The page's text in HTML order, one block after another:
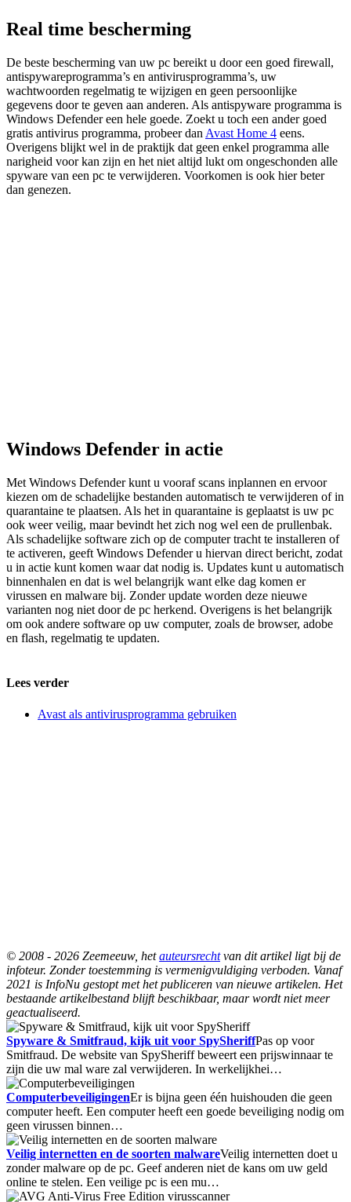
Real time bescherming
De beste bescherming van uw pc bereikt u door een goed firewall,
antispywareprogramma’s en antivirusprogramma’s, uw
wachtwoorden regelmatig te wijzigen en geen persoonlijke
gegevens door te geven aan anderen. Als antispyware programma is
Windows Defender een hele goede. Zoekt u toch een ander goed
gratis antivirus programma, probeer dan Avast Home 4 eens.
Overigens blijkt wel in de praktijk dat geen enkel programma alle
narigheid voor kan zijn en het niet altijd lukt om ongeschonden alle
spyware van een pc te verwijderen. Voorkomen is ook hier beter
dan genezen.
Windows Defender in actie
Met Windows Defender kunt u vooraf scans inplannen en ervoor
kiezen om de schadelijke bestanden automatisch te verwijderen of in
quarantaine te plaatsen. Als het in quarantaine is geplaatst is uw pc
ook weer veilig, maar bevindt het zich nog wel een de prullenbak.
Als schadelijke software zich op de computer tracht te installeren of
te activeren, geeft Windows Defender u hiervan direct bericht, zodat
u in actie kunt komen waar dat nodig is. Updates kunt u automatisch
binnenhalen en dat is wel belangrijk want elke dag komen er
virussen en malware bij. Zonder update worden deze nieuwe
varianten nog niet door de pc herkend. Overigens is het belangrijk
om ook andere software op uw computer, zoals de browser, adobe
en flash, regelmatig te updaten.
Lees verder
Avast als antivirusprogramma gebruiken
© 2008 - 2026 Zeemeeuw, hetauteursrechtvan dit artikel ligt bij de
infoteur. Zonder toestemming is vermenigvuldiging verboden. Vanaf
2021 is InfoNu gestopt met het publiceren van nieuwe artikelen. Het
bestaande artikelbestand blijft beschikbaar, maar wordt niet meer
geactualiseerd.
Spyware & Smitfraud, kijk uit voor SpySheriffPas op voor
Smitfraud. De website van SpySheriff beweert een prijswinnaar te
zijn die uw mal ware zal verwijderen. In werkelijkhei…
ComputerbeveiligingenEr is bijna geen één huishouden die geen
computer heeft. Een computer heeft een goede beveiliging nodig om
geen virussen binnen…
Veilig internetten en de soorten malwareVeilig internetten doet u
zonder malware op de pc. Geef anderen niet de kans om uw geld
online te stelen. Een veilige pc is een mu…